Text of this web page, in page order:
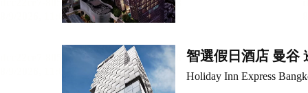
智選假日酒店 曼谷
Holiday Inn Express